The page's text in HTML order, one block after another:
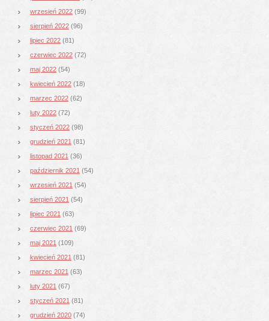
wrzesień 2022 (99)
sierpień 2022 (96)
lipiec 2022 (81)
czerwiec 2022 (72)
maj 2022 (54)
kwiecień 2022 (18)
marzec 2022 (62)
luty 2022 (72)
styczeń 2022 (98)
grudzień 2021 (81)
listopad 2021 (36)
październik 2021 (54)
wrzesień 2021 (54)
sierpień 2021 (54)
lipiec 2021 (63)
czerwiec 2021 (69)
maj 2021 (109)
kwiecień 2021 (81)
marzec 2021 (63)
luty 2021 (67)
styczeń 2021 (81)
grudzień 2020 (74)